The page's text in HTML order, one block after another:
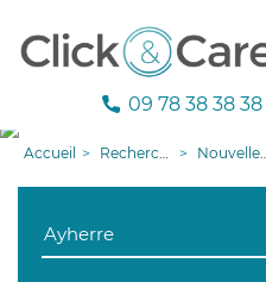
09 78 38 38 38
Accueil Recherche aide à domicile Nouvelle-Aquitaine